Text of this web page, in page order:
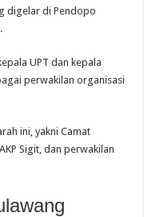
digelar di Pendopo
UPT dan kepala
perwakilan organisasi
ini, yakni Camat
Sigit, dan perwakilan